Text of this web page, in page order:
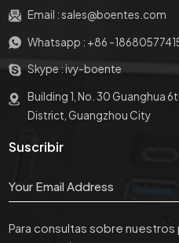
Email :sales@boentes.com
Whatsapp : +86 -
Skype : ivy-boente
Building 1, No. 30 Guanghua
District, Guangzhou City
Suscribir
Para consultas sobre